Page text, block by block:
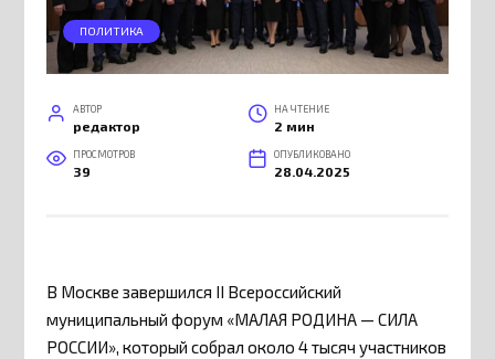
ПОЛИТИКА
АВТОР
редактор
НА ЧТЕНИЕ
2 мин
ПРОСМОТРОВ
39
ОПУБЛИКОВАНО
28.04.2025
В Москве завершился II Всероссийский
муниципальный форум «МАЛАЯ РОДИНА — СИЛА
РОССИИ», который собрал около 4 тысяч участников